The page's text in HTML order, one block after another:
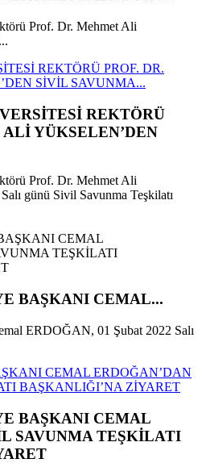
Prof. Dr. Mehmet Ali
REKTÖRÜ PROF. DR.
SİVİL SAVUNMA...
REKTÖRÜ
YÜKSELEN’DEN
Prof. Dr. Mehmet Ali
günü Sivil Savunma Teşkilatı
BAŞKANI CEMAL...
ERDOĞAN, 01 Şubat 2022 Salı
CEMAL ERDOĞAN’DAN
BAŞKANLIĞI’NA ZİYARET
BAŞKANI CEMAL
SAVUNMA TEŞKİLATI